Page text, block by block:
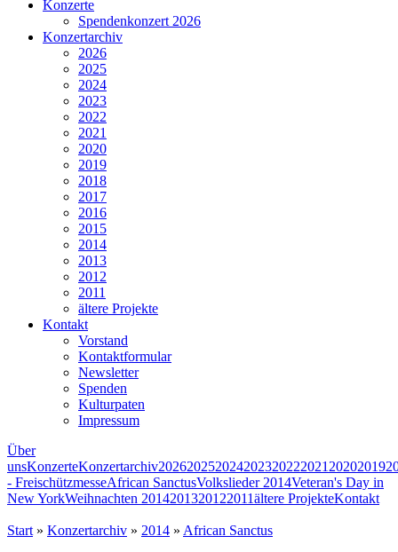
Konzerte
Spendenkonzert 2026
Konzertarchiv
2026
2025
2024
2023
2022
2021
2020
2019
2018
2017
2016
2015
2014
2013
2012
2011
ältere Projekte
Kontakt
Vorstand
Kontaktformular
Newsletter
Spenden
Kulturpaten
Impressum
Über
unsKonzerteKonzertarchiv202620252024202320222021 20202019
- FreischützmesseAfrican SanctusVolkslieder 2014Veteran's Day in
New YorkWeihnachten 2014201320122011ältere ProjekteKontakt
Start » Konzertarchiv » 2014 » African Sanctus